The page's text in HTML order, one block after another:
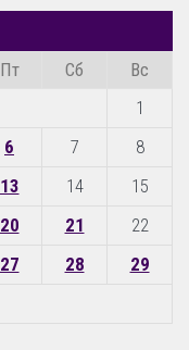
Пт Сб
Вс
1
6 7
8
13 14
15
20 21
22
27 28
29